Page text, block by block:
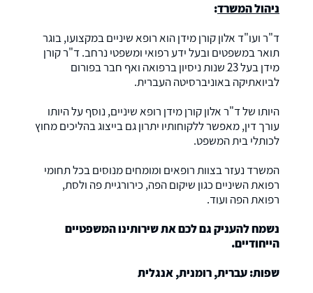
ניהול המשרד:
ד"ר ועו"ד אלון קורן מידן הוא רופא שיניים במקצועו, בוגר
תואר במשפטים ובעל ידע רפואי ומשפטי נרחב. ד"ר קורן
מידן בעל 23 שנות ניסיון ברפואה ואף חבר בפורום
לביואתיקה באוניברסיטה העברית.
היותו של ד"ר אלון קורן מידן רופא שיניים, נוסף על היותו
עורך דין, מאפשר ללקוחותיו יתרון גם בייצוג בהליכים מחוץ
לכותלי בית המשפט.
המשרד נעזר בצוות רופאים ומומחים מנוסים בכל תחומי
רפואת השיניים כגון שיקום הפה, כירורגיית פה ולסת,
רפואת הפה ועוד.
נשמח להעניק גם לכם את שירותינו המשפטיים
הייחודיים.
שפות: עברית, רומנית, אנגלית